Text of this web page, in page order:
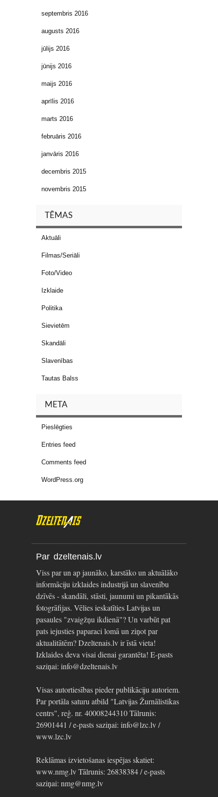
septembris 2016
augusts 2016
jūlijs 2016
jūnijs 2016
maijs 2016
aprīlis 2016
marts 2016
februāris 2016
janvāris 2016
decembris 2015
novembris 2015
TĒMAS
Aktuāli
Filmas/Seriāli
Foto/Video
Izklaide
Politika
Sievietēm
Skandāli
Slavenības
Tautas Balss
META
Pieslēgties
Entries feed
Comments feed
WordPress.org
Par dzeltenais.lv
Viss par un ap jaunāko, karstāko un aktuālāko
informāciju izklaides industrijā un slavenību
dzīvēs - skandāli, stāsti, jaunumi un pikantākās
fotogrāfijas. Vēlies ieskatīties Latvijas un
pasaules "zvaigžņu ikdienā"? Un varbūt pat
pats iejusties paparaci lomā un ziņot par
aktualitātēm? Dzeltenais.lv ir īstā vieta!
Izklaides deva visai dienai garantēta! E-pasts
saziņai: info@dzeltenais.lv
Visas autortiesības pieder publikāciju autoriem.
Par portāla saturu atbild "Latvijas Žurnālistikas
centrs", reģ. nr. 40008244310 Tālrunis:
26901441 / e-pasts saziņai: info@lzc.lv /
www.lzc.lv
Reklāmas izvietošanas iespējas skatiet:
www.nmg.lv Tālrunis: 26838384 / e-pasts
saziņai: nmg@nmg.lv